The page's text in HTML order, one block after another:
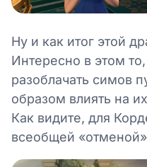
Ну и как итог этой
Интересно в этом
разоблачать симов
образом влиять на
Как видите, для
всеобщей